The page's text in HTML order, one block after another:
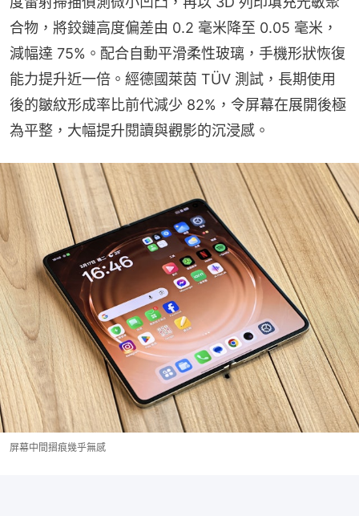
合物，將鉸鏈高度偏差由 0.2 毫米降至 0.05 毫米，
減幅達 75%。配合自動平滑柔性玻璃，手機形狀恢復
能力提升近一倍。經德國萊茵 TÜV 測試，長期使用
後的皺紋形成率比前代減少 82%，令屏幕在展開後極
為平整，大幅提升閱讀與觀影的沉浸感。
屏幕中間摺痕幾乎無感